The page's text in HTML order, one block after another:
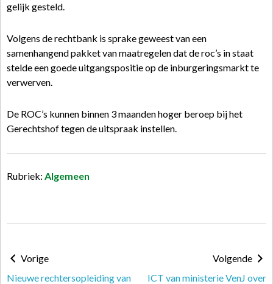
gelijk gesteld.
Volgens de rechtbank is sprake geweest van een
samenhangend pakket van maatregelen dat de roc’s in staat
stelde een goede uitgangspositie op de inburgeringsmarkt te
verwerven.
De ROC’s kunnen binnen 3 maanden hoger beroep bij het
Gerechtshof tegen de uitspraak instellen.
Rubriek: Algemeen
Vorige
Nieuwe rechtersopleiding van
Volgende
ICT van ministerie VenJ over